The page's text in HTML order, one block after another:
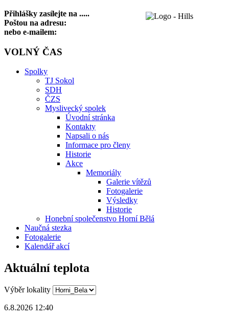
Přihlášky zasílejte na .....
Poštou na adresu:
nebo e-mailem:
VOLNÝ ČAS
Spolky
TJ Sokol
SDH
ČZS
Myslivecký spolek
Úvodní stránka
Kontakty
Napsali o nás
Informace pro členy
Historie
Akce
Memoriály
Galerie vítězů
Fotogalerie
Výsledky
Historie
Honební společenstvo Horní Bělá
Naučná stezka
Fotogalerie
Kalendář akcí
Aktuální teplota
Výběr lokality
6.8.2026 12:40